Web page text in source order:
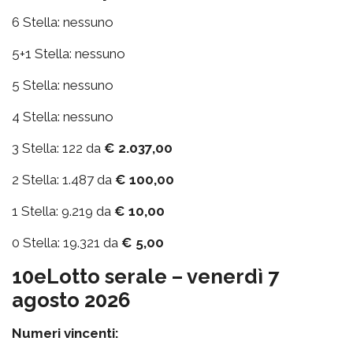
6 Stella: nessuno
5+1 Stella: nessuno
5 Stella: nessuno
4 Stella: nessuno
3 Stella: 122 da € 2.037,00
2 Stella: 1.487 da € 100,00
1 Stella: 9.219 da € 10,00
0 Stella: 19.321 da € 5,00
10eLotto serale – venerdì 7
agosto 2026
Numeri vincenti: